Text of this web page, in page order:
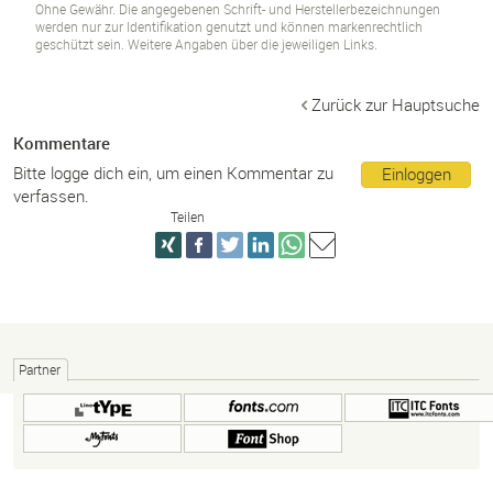
Ohne Gewähr. Die angegebenen Schrift- und Herstellerbezeichnungen
werden nur zur Identifikation genutzt und können markenrechtlich
geschützt sein. Weitere Angaben über die jeweiligen Links.
Zurück zur Hauptsuche
Kommentare
Einloggen
Bitte logge dich ein, um einen Kommentar zu
verfassen.
Teilen
Partner